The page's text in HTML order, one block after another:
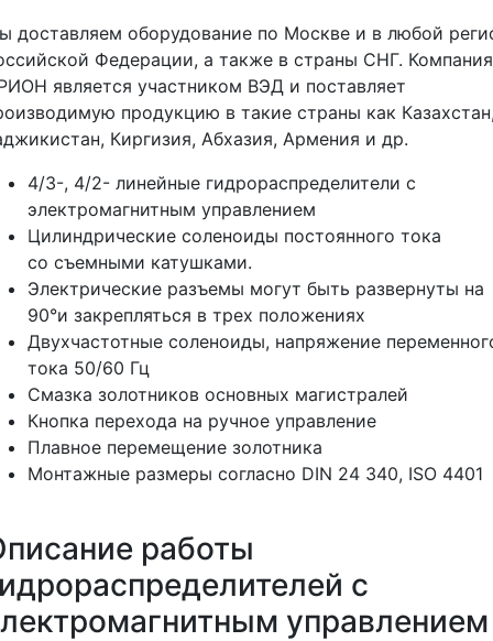
доставляем оборудование по Москве и в любой
Федерации, а также в страны СНГ. Компания
является участником ВЭД и поставляет
продукцию в такие страны как
Киргизия, Абхазия, Армения и др.
4/3-, 4/2- линейные гидрораспределители с
электромагнитным управлением
Цилиндрические соленоиды постоянного тока
со съемными катушками.
Электрические разъемы могут быть развернуты на
90°и закрепляться в трех положениях
Двухчастотные соленоиды, напряжение
тока 50/60 Гц
Смазка золотников основных магистралей
Кнопка перехода на ручное управление
Плавное перемещение золотника
Монтажные размеры согласно DIN 24 340, ISO 4401
работы
с
управлением